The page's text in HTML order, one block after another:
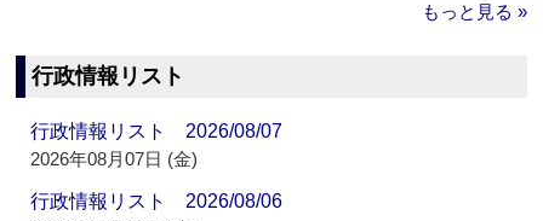
もっと見る »
行政情報リスト
行政情報リスト 2026/08/07
2026年08月07日 (金)
行政情報リスト 2026/08/06